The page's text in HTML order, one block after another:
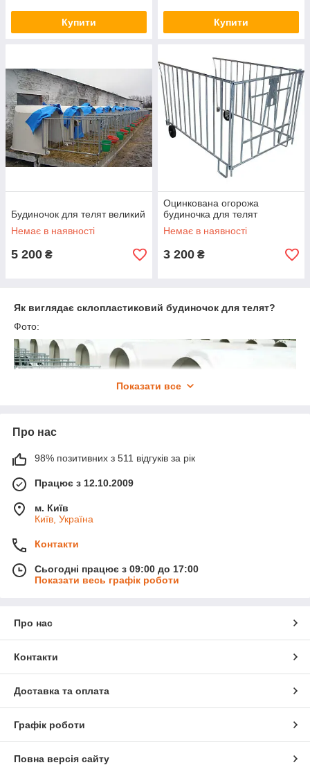
Купити Купити
Будиночок для телят великий
Немає в наявності
5 200 ₴
Оцинкована огорожа
будиночка для телят
Немає в наявності
3 200 ₴
Як виглядає склопластиковий будиночок для телят?
Фото:
Показати все
Про нас
98% позитивних з 511 відгуків за рік
Працює з 12.10.2009
м. Київ
Київ, Україна
Контакти
Сьогодні працює з 09:00 до 17:00
Показати весь графік роботи
Про нас
Контакти
Доставка та оплата
Графік роботи
Повна версія сайту